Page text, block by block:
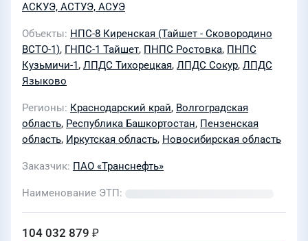
АСКУЭ, АСТУЭ, АСУЭ
Объекты НПС-8 Киренская (Тайшет - Сковородино
ВСТО-1), ГНПС-1 Тайшет, ПНПС Ростовка, ПНПС
Кузьмичи-1, ЛПДС Тихорецкая, ЛПДС Сокур, ЛПДС
Языково
Регионы Краснодарский край, Волгоградская
область, Республика Башкортостан, Пензенская
область, Иркутская область, Новосибирская область
Заказчик ПАО «Транснефть»
Наименование ЭТП
104 032 879 ₽